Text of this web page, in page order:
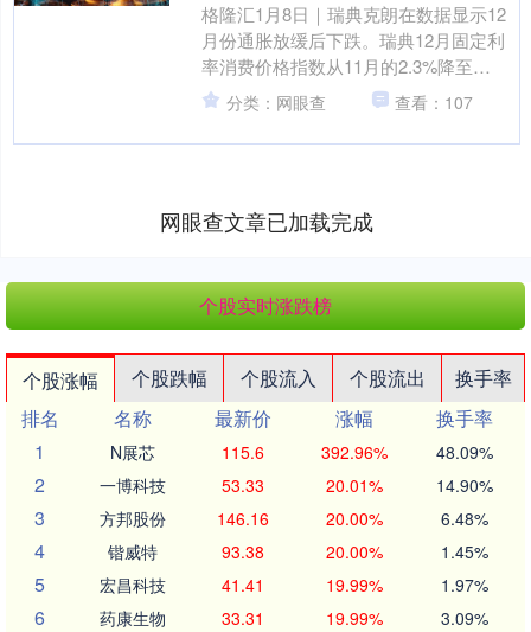
格隆汇1月8日｜瑞典克朗在数据显示12
月份通胀放缓后下跌。瑞典12月固定利
率消费价格指数从11月的2.3%降至
2.1%。然而，荷兰国际集团的Francesco
分类：网眼查 查看：107
网眼查文章已加载完成
个股实时涨跌榜
个股涨幅 个股跌幅 个股流入 个股流出
换手率
排名
名称 最新价 涨幅
换手率
1
N展芯 115.6 392.96% 48.09%
2 一博科技 53.33 20.01% 14.90%
3 方邦股份 146.16 20.00% 6.48%
4 锴威特 93.38 20.00% 1.45%
5 宏昌科技 41.41 19.99% 1.97%
6 药康生物 33.31 19.99% 3.09%